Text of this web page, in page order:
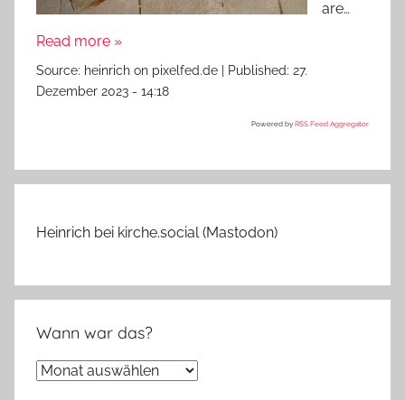
are…
Read more »
Source: heinrich on pixelfed.de Published: 27.
Dezember 2023 - 14:18
Powered by RSS Feed Aggregator
Heinrich bei kirche.social (Mastodon)
Wann war das?
Wann